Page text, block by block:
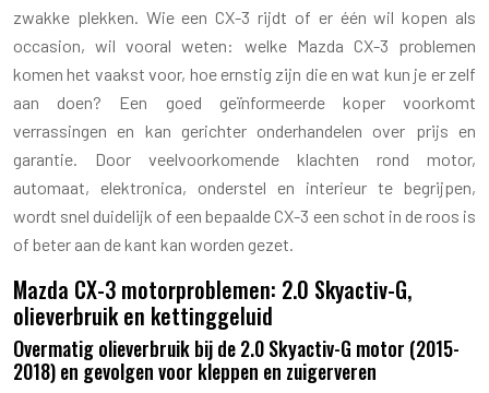
zwakke plekken. Wie een CX-3 rijdt of er één wil kopen als
occasion, wil vooral weten: welke Mazda CX-3 problemen
komen het vaakst voor, hoe ernstig zijn die en wat kun je er zelf
aan doen? Een goed geïnformeerde koper voorkomt
verrassingen en kan gerichter onderhandelen over prijs en
garantie. Door veelvoorkomende klachten rond motor,
automaat, elektronica, onderstel en interieur te begrijpen,
wordt snel duidelijk of een bepaalde CX-3 een schot in de roos is
of beter aan de kant kan worden gezet.
Mazda CX-3 motorproblemen: 2.0 Skyactiv-G,
olieverbruik en kettinggeluid
Overmatig olieverbruik bij de 2.0 Skyactiv-G motor (2015-
2018) en gevolgen voor kleppen en zuigerveren